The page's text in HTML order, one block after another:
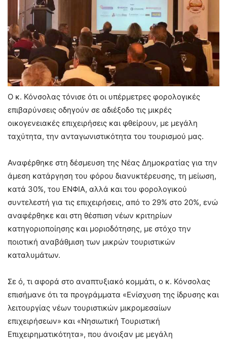
Ο κ. Κόνσολας τόνισε ότι οι υπέρμετρες φορολογικές
επιβαρύνσεις οδηγούν σε αδιέξοδο τις μικρές
οικογενειακές επιχειρήσεις και φθείρουν, με μεγάλη
ταχύτητα, την ανταγωνιστικότητα του τουρισμού μας.
Αναφέρθηκε στη δέσμευση της Νέας Δημοκρατίας για την
άμεση κατάργηση του φόρου διανυκτέρευσης, τη μείωση,
κατά 30%, του ΕΝΦΙΑ, αλλά και του φορολογικού
συντελεστή για τις επιχειρήσεις, από το 29% στο 20%, ενώ
αναφέρθηκε και στη θέσπιση νέων κριτηρίων
κατηγοριοποίησης και μοριοδότησης, με στόχο την
ποιοτική αναβάθμιση των μικρών τουριστικών
καταλυμάτων.
Σε ό, τι αφορά στο αναπτυξιακό κομμάτι, ο κ. Κόνσολας
επισήμανε ότι τα προγράμματα «Ενίσχυση της ίδρυσης και
λειτουργίας νέων τουριστικών μικρομεσαίων
επιχειρήσεων» και «Νησιωτική Τουριστική
Επιχειρηματικότητα», που άνοιξαν με μεγάλη